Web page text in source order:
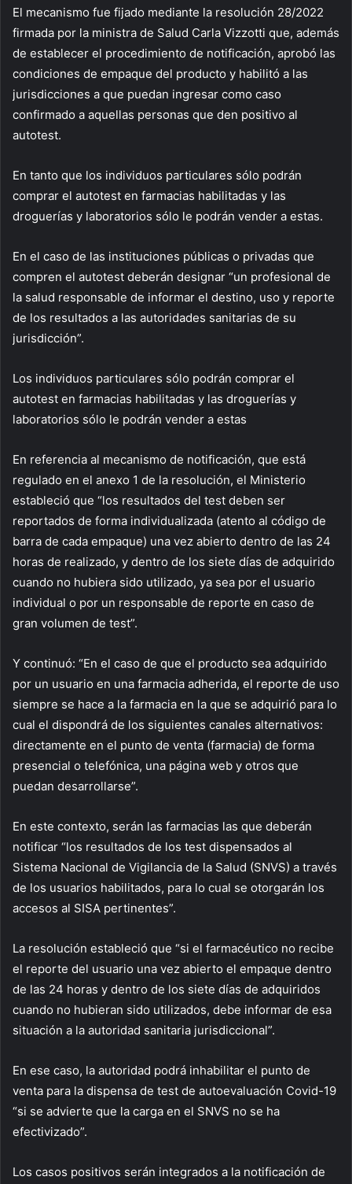
El mecanismo fue fijado mediante la resolución 28/2022
firmada por la ministra de Salud Carla Vizzotti que, además
de establecer el procedimiento de notificación, aprobó las
condiciones de empaque del producto y habilitó a las
jurisdicciones a que puedan ingresar como caso
confirmado a aquellas personas que den positivo al
autotest.
En tanto que los individuos particulares sólo podrán
comprar el autotest en farmacias habilitadas y las
droguerías y laboratorios sólo le podrán vender a estas.
En el caso de las instituciones públicas o privadas que
compren el autotest deberán designar “un profesional de
la salud responsable de informar el destino, uso y reporte
de los resultados a las autoridades sanitarias de su
jurisdicción”.
Los individuos particulares sólo podrán comprar el
autotest en farmacias habilitadas y las droguerías y
laboratorios sólo le podrán vender a estas
En referencia al mecanismo de notificación, que está
regulado en el anexo 1 de la resolución, el Ministerio
estableció que “los resultados del test deben ser
reportados de forma individualizada (atento al código de
barra de cada empaque) una vez abierto dentro de las 24
horas de realizado, y dentro de los siete días de adquirido
cuando no hubiera sido utilizado, ya sea por el usuario
individual o por un responsable de reporte en caso de
gran volumen de test”.
Y continuó: “En el caso de que el producto sea adquirido
por un usuario en una farmacia adherida, el reporte de uso
siempre se hace a la farmacia en la que se adquirió para lo
cual el dispondrá de los siguientes canales alternativos:
directamente en el punto de venta (farmacia) de forma
presencial o telefónica, una página web y otros que
puedan desarrollarse”.
En este contexto, serán las farmacias las que deberán
notificar “los resultados de los test dispensados al
Sistema Nacional de Vigilancia de la Salud (SNVS) a través
de los usuarios habilitados, para lo cual se otorgarán los
accesos al SISA pertinentes”.
La resolución estableció que “si el farmacéutico no recibe
el reporte del usuario una vez abierto el empaque dentro
de las 24 horas y dentro de los siete días de adquiridos
cuando no hubieran sido utilizados, debe informar de esa
situación a la autoridad sanitaria jurisdiccional”.
En ese caso, la autoridad podrá inhabilitar el punto de
venta para la dispensa de test de autoevaluación Covid-19
“si se advierte que la carga en el SNVS no se ha
efectivizado”.
Los casos positivos serán integrados a la notificación de